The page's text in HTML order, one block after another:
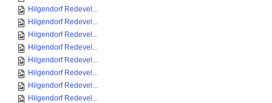
Hilgendorf Redevel...
Hilgendorf Redevel...
Hilgendorf Redevel...
Hilgendorf Redevel...
Hilgendorf Redevel...
Hilgendorf Redevel...
Hilgendorf Redevel...
Hilgendorf Redevel...